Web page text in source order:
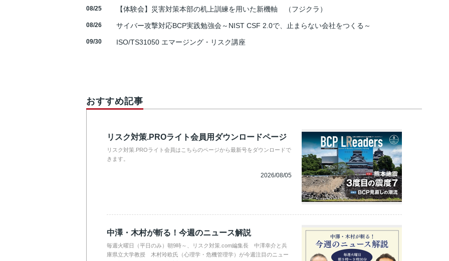
08/25 【体験会】災害対策本部の机上訓練を用いた新機軸 （フジクラ）
08/26 サイバー攻撃対応BCP実践勉強会～NIST CSF 2.0で、止まらない会社をつくる～
09/30 ISO/TS31050 エマージング・リスク講座
おすすめ記事
リスク対策.PROライト会員用ダウンロードページ
リスク対策.PROライト会員はこちらのページから最新号をダウンロードで
きます。
2026/08/05
中澤・木村が斬る！今週のニュース解説
毎週火曜日（平日のみ）朝9時～、リスク対策.com編集長 中澤幸介と兵
庫県立大学教授 木村玲欧氏（心理学・危機管理学）が今週注目のニュー